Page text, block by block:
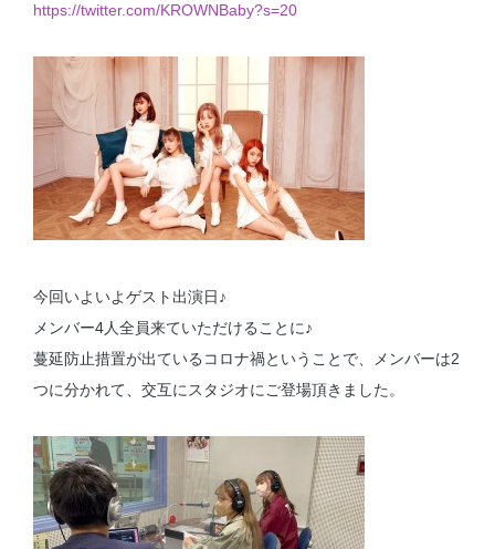
https://twitter.com/KROWNBaby?s=20
今回いよいよゲスト出演日♪
メンバー4人全員来ていただけることに♪
蔓延防止措置が出ているコロナ禍ということで、メンバーは2
つに分かれて、交互にスタジオにご登場頂きました。